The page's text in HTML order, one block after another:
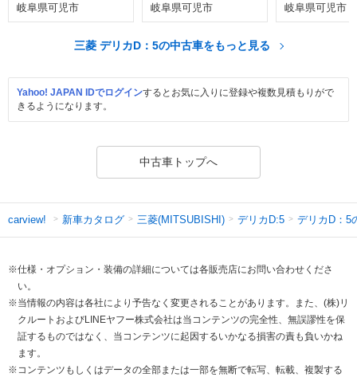
岐阜県可児市 岐阜県可児市 岐阜県可児市
三菱 デリカD：5の中古車をもっと見る
Yahoo! JAPAN IDでログインするとお気に入りに登録や複数見積もりがで
きるようになります。
中古車トップへ
carview! 新車カタログ 三菱(MITSUBISHI) デリカD:5 デリカD：5
※仕様・オプション・装備の詳細については各販売店にお問い合わせくださ
い。
※当情報の内容は各社により予告なく変更されることがあります。また、(株)リ
クルートおよびLINEヤフー株式会社は当コンテンツの完全性、無誤謬性を保
証するものではなく、当コンテンツに起因するいかなる損害の責も負いかね
ます。
※コンテンツもしくはデータの全部または一部を無断で転写、転載、複製する